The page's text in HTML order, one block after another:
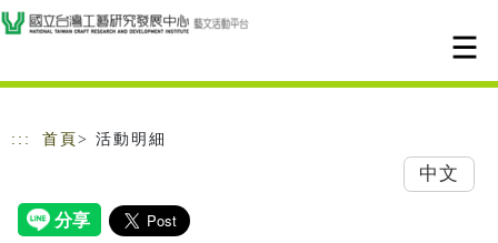
跳到主要內容
網站導覽
::: 首頁 > 活動明細
中文